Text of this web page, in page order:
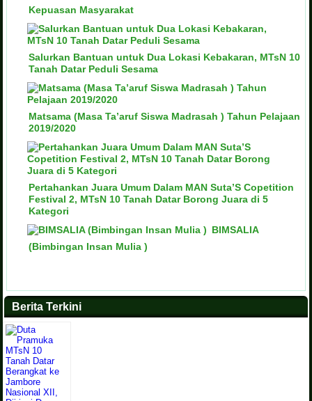
Kepuasan Masyarakat
Salurkan Bantuan untuk Dua Lokasi Kebakaran, MTsN 10
Tanah Datar Peduli Sesama
Matsama (Masa Ta’aruf Siswa Madrasah ) Tahun Pelajaan
2019/2020
Pertahankan Juara Umum Dalam MAN Suta’S Copetition
Festival 2, MTsN 10 Tanah Datar Borong Juara di 5
Kategori
BIMSALIA
(Bimbingan Insan Mulia )
Berita Terkini